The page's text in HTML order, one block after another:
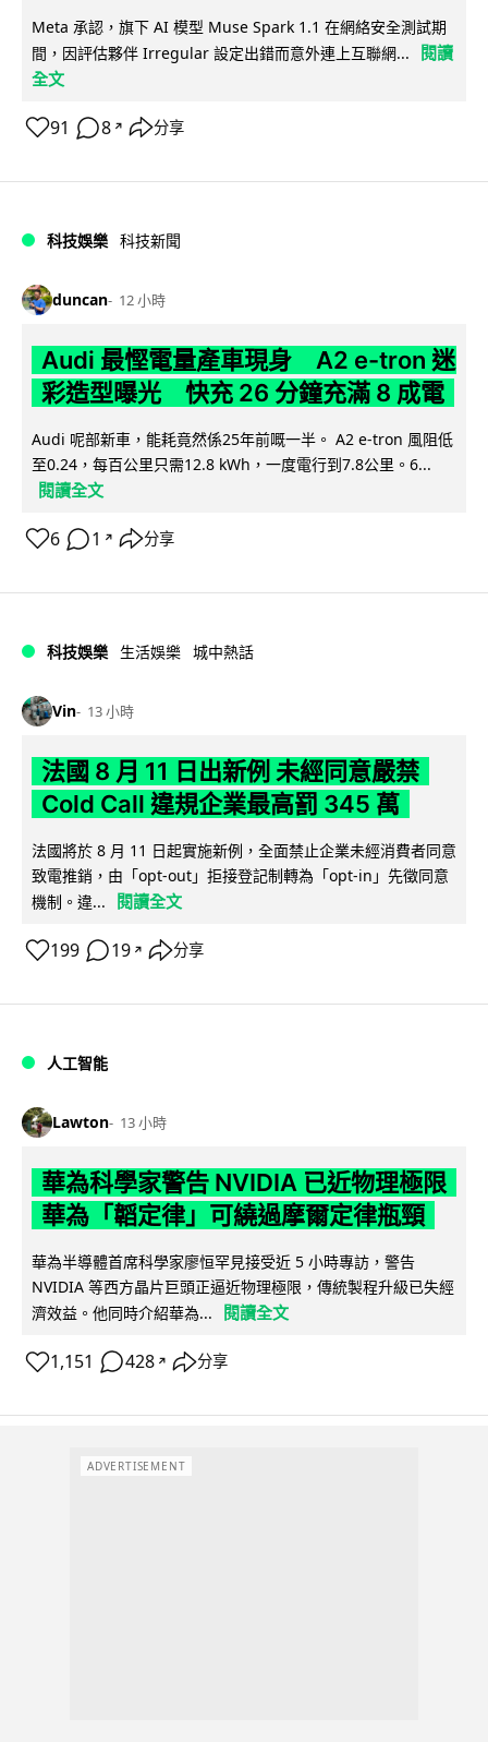
Meta 承認，旗下 AI 模型 Muse Spark 1.1 在網絡安全測試期
間，因評估夥伴 Irregular 設定出錯而意外連上互聯網...
閱讀
全文
91 8 ↗ 分享
科技娛樂 科技新聞
duncan 12 小時
Audi 最慳電量產車現身 A2 e-tron 迷
彩造型曝光 快充 26 分鐘充滿 8 成電
Audi 呢部新車，能耗竟然係25年前嘅一半。 A2 e-tron 風阻低
至0.24，每百公里只需12.8 kWh，一度電行到7.8公里。6...
閱讀全文
6 1 ↗ 分享
科技娛樂 生活娛樂 城中熱話
Vin 13 小時
法國 8 月 11 日出新例 未經同意嚴禁
Cold Call 違規企業最高罰 345 萬
法國將於 8 月 11 日起實施新例，全面禁止企業未經消費者同意
致電推銷，由「opt-out」拒接登記制轉為「opt-in」先徵同意
機制。違...
閱讀全文
199 19 ↗ 分享
人工智能
Lawton 13 小時
華為科學家警告 NVIDIA 已近物理極限
華為「韜定律」可繞過摩爾定律瓶頸
華為半導體首席科學家廖恒罕見接受近 5 小時專訪，警告
NVIDIA 等西方晶片巨頭正逼近物理極限，傳統製程升級已失經
濟效益。他同時介紹華為...
閱讀全文
1,151 428 ↗ 分享
ADVERTISEMENT